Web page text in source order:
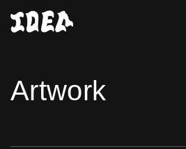
Artwork